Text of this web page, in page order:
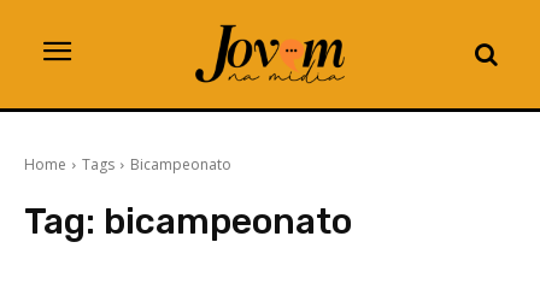
Home Tags Bicampeonato
Tag: bicampeonato